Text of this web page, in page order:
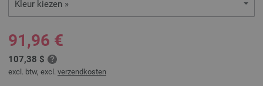
Kleur kiezen »
91,96 €
107,38 $
excl. btw, excl. verzendkosten